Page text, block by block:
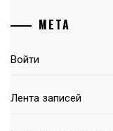
МЕТА
Войти
Лента записей